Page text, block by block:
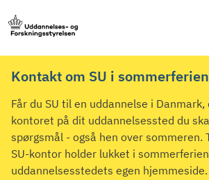
Kontakt om SU i sommerferien
Får du SU til en uddannelse i
kontoret på dit uddannelsessted du
spørgsmål - også hen over sommeren.
SU-kontor holder lukket i
uddannelsesstedets egen hjemmeside.